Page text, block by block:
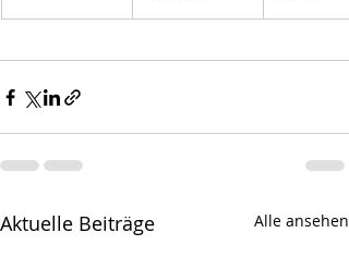
Aktuelle Beiträge Alle ansehen